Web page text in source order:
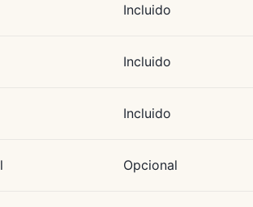
Incluido
Incluido
Incluido
Opcional